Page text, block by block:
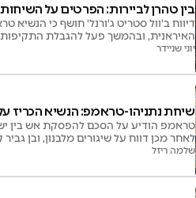
בין טהרן לביירות: הפרטים על
דיווח ב'וול סטריט ג'ורנל' חושף כי
האיראנית, ובהמשך פעל להגבלת
יוני שניידר
שיחת נתניהו-טראמפ: הנשיא הכריז
טראמפ הודיע על הסכם להפסקת אש בין
לאחר מכן דווח על שיגורים מלבנון, ובן
שלמה ריזל